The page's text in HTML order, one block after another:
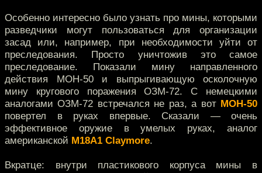
Особенно интересно было узнать про мины, которыми
разведчики могут пользоваться для организации
засад или, например, при необходимости уйти от
преследования. Просто уничтожив это самое
преследование. Показали мину направленного
действия МОН-50 и выпрыгивающую осколочную
мину кругового поражения ОЗМ-72. С немецкими
аналогами ОЗМ-72 встречался не раз, а вот МОН-50
повертел в руках впервые. Сказали — очень
эффективное оружие в умелых руках, аналог
американской M18A1 Claymore.
Вкратце: внутри пластикового корпуса мины в